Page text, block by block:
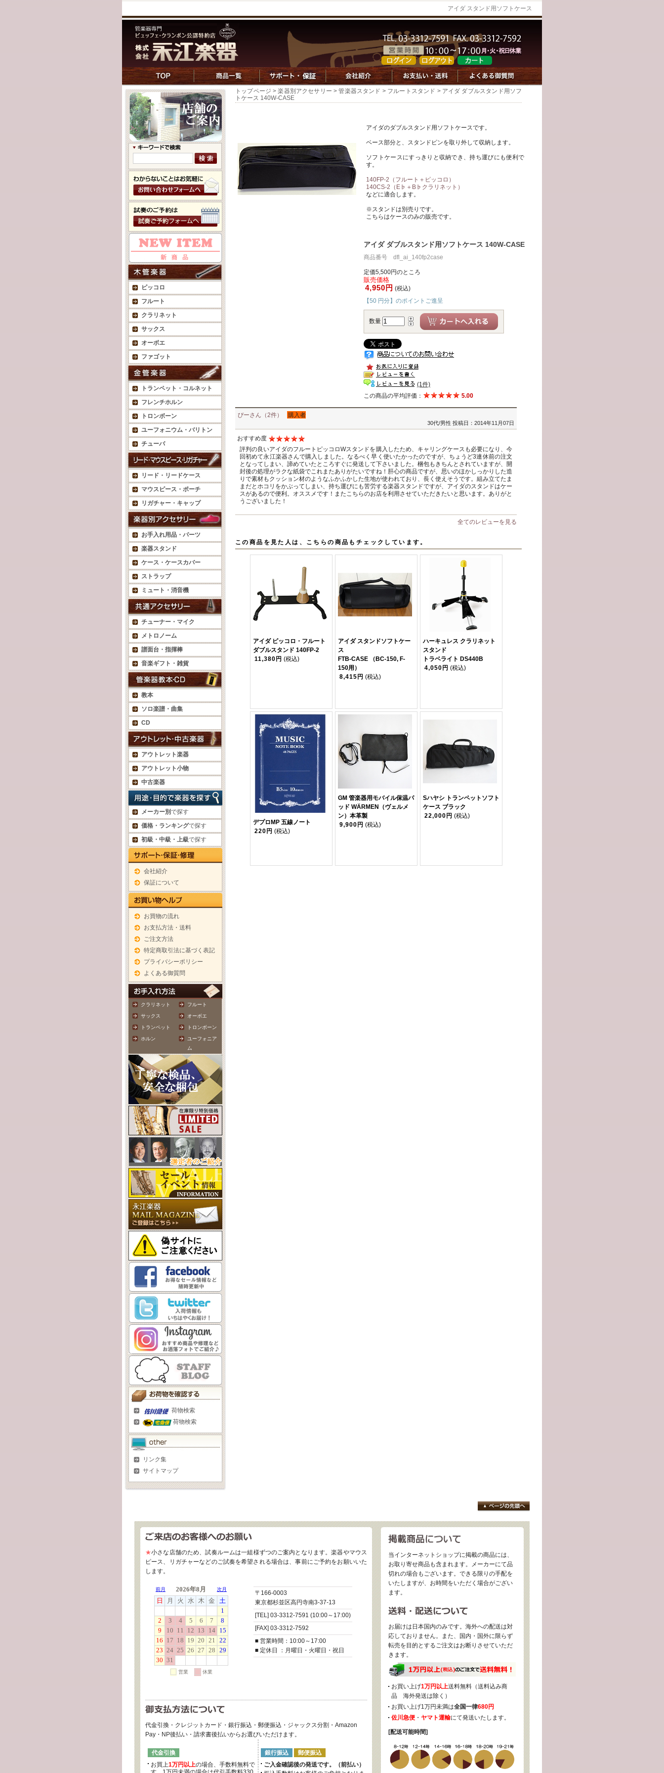
アイダ スタンド用ソフトケース
ピッコロ
フルート
クラリネット
サックス
オーボエ
ファゴット
トランペット・コルネット
フレンチホルン
トロンボーン
ユーフォニウム・バリトン
チューバ
リード・リードケース
マウスピース・ポーチ
リガチャー・キャップ
お手入れ用品・パーツ
楽器スタンド
ケース・ケースカバー
ストラップ
ミュート・消音機
チューナー・マイク
メトロノーム
譜面台・指揮棒
音楽ギフト・雑貨
教本
ソロ楽譜・曲集
CD
アウトレット楽器
アウトレット小物
中古楽器
メーカー別で探す
価格・ランキングで探す
初級・中級・上級で探す
会社紹介
保証について
お買物の流れ
お支払方法・送料
ご注文方法
特定商取引法に基づく表記
プライバシーポリシー
よくある御質問
クラリネット フルート
サックス オーボエ
トランペット トロンボーン
ホルン
ユーフォニア
ム
荷物検索
荷物検索
リンク集
サイトマップ
トップページ >楽器別アクセサリー >管楽器スタンド > フルートスタンド > アイダ ダブルスタンド用ソフ
トケース 140W-CASE
アイダのダブルスタンド用ソフトケースです。
ベース部分と、スタンドピンを取り外して収納します。
ソフトケースにすっきりと収納でき、持ち運びにも便利で
す。
140FP-2（フルート＋ピッコロ）
140CS-2（E♭＋B♭クラリネット）
などに適合します。
※スタンドは別売りです。
こちらはケースのみの販売です。
アイダ ダブルスタンド用ソフトケース 140W-CASE
商品番号 dfl_ai_140fp2case
定価5,500円のところ
販売価格
4,950円 (税込)
【50 円分】のポイントご進呈
数量
(1件)
この商品の平均評価：
5.00
ぴーさん（2件） 購入者
30代/男性 投稿日：2014年11月07日
おすすめ度
評判の良いアイダのフルートピッコロWスタンドを購入したため、キャリングケースも必要になり、今
回初めて永江楽器さんで購入しました。なるべく早く使いたかったのですが、ちょうど3連休前の注文
となってしまい、諦めていたところすぐに発送して下さいました。梱包もきちんとされていますが、開
封後の処理がラクな紙袋でこれまたありがたいですね！肝心の商品ですが、思いのほかしっかりした造
りで素材もクッション材のようなふかふかした生地が使われており、長く使えそうです。組み立てたま
まだとホコリをかぶってしまい、持ち運びにも苦労する楽器スタンドですが、アイダのスタンドはケー
スがあるので便利。オススメです！またこちらのお店を利用させていただきたいと思います。ありがと
うございました！
全てのレビューを見る
この商品を見た人は、こちらの商品もチェックしています。
アイダ ピッコロ・フルート
ダブルスタンド 140FP-2
11,380円 (税込)
アイダ スタンドソフトケー
ス
FTB-CASE （BC-150, F-
150用）
8,415円 (税込)
ハーキュレス クラリネット
スタンド
トラベライト DS440B
4,050円 (税込)
デプロMP 五線ノート
220円 (税込)
GM 管楽器用モバイル保温パ
ッド WÄRMEN（ヴェルメ
ン）本革製
9,900円 (税込)
Sハヤシ トランペットソフト
ケース ブラック
22,000円 (税込)
★小さな店舗のため、試奏ルームは一組様ずつのご案内となります。楽器やマウス
ピース、リガチャーなどのご試奏を希望される場合は、事前にご予約をお願いいた
します。
〒166-0003
東京都杉並区高円寺南3-37-13
[TEL] 03-3312-7591 (10:00～17:00)
[FAX] 03-3312-7592
■ 営業時間：10:00～17:00
■ 定休日 ：月曜日・火曜日・祝日
代金引換・クレジットカード・銀行振込・郵便振込・ジャックス分割・Amazon
Pay・NP後払い・請求書後払いからお選びいただけます。
代金引換
お買上1万円以上の場合、手数料無料で
銀行振込
郵便振込
ご入金確認後の発送です。（前払い）
当インターネットショップに掲載の商品には、
お取り寄せ商品も含まれます。メーカーにて品
切れの場合もございます。できる限りの手配を
いたしますが、お時間をいただく場合がござい
ます。
お届けは日本国内のみです。海外への配送は対
応しておりません。また、国内・国外に限らず
転売を目的とするご注文はお断りさせていただ
きます。
お買い上げ1万円以上送料無料（送料込み商
品 海外発送は除く）
お買い上げ1万円未満は全国一律680円
佐川急便 ・ ヤマト運輸にて発送いたします。
[配送可能時間]